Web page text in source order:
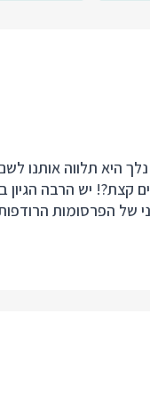
היא תלווה אותנו
קצת?! יש הרבה
של הפרסומות